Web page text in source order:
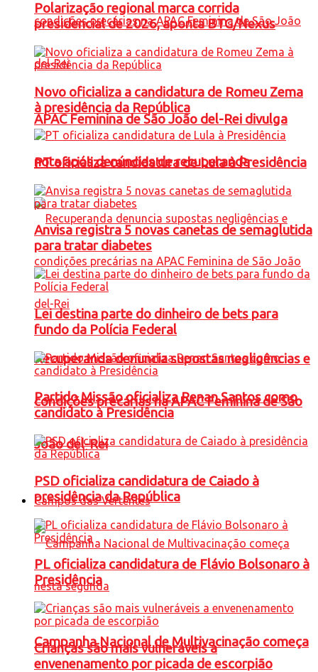
APAC Feminina de São João del-Rei divulga
nota após denúncias de recuperanda
Recuperanda denuncia supostas negligências e
condições precárias na APAC Feminina de São
João del-Rei
Campos das Vertentes
Campanha Nacional de Multivacinação começa
Polarização regional marca corrida
presidencial de 2026, aponta BTG/Nexus
Novo oficializa a candidatura de Romeu Zema
à presidência da República
PT oficializa candidatura de Lula à Presidência
Anvisa registra 5 novas canetas de semaglutida
para tratar diabetes
Lei destina parte do dinheiro de bets para
fundo da Polícia Federal
Partido Missão oficializa Renan Santos como
candidato à Presidência
PSD oficializa candidatura de Caiado à
presidência da República
PL oficializa candidatura de Flávio Bolsonaro à
Presidência
Crianças são mais vulneráveis a
envenenamento por picada de escorpião